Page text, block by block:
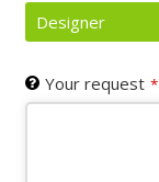
Designer
Your request *